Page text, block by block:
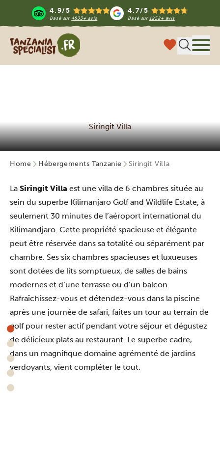
4.9/5
Basé sur 4833+ avis
4.7/5
Basé sur1252+ avis
Tanzania Specialist
Siringit Villa
Home Hébergements Tanzanie Siringit Villa
La Siringit Villa est une villa de 6 chambres située au
sein du superbe Kilimanjaro Golf and Wildlife Estate, à
seulement 30 minutes de l’aéroport international du
Kilimandjaro. Cette propriété spacieuse et élégante
peut être réservée dans sa totalité ou séparément par
chambre. Ses six chambres spacieuses et luxueuses
sont dotées de lits somptueux, de salles de bains
modernes et d’une terrasse ou d’un balcon.
Rafraîchissez-vous et détendez-vous dans la piscine
après une journée de safari, faites un tour au terrain de
golf pour rester actif pendant votre séjour et dégustez
de délicieux plats au restaurant. Le superbe cadre,
dans un magnifique domaine agrémenté de jardins
verdoyants, vient compléter le tout.